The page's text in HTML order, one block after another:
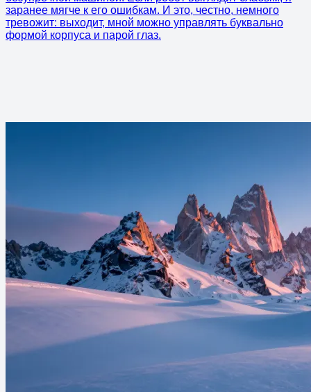
заранее мягче к его ошибкам. И это, честно, немного
тревожит: выходит, мной можно управлять буквально
формой корпуса и парой глаз.